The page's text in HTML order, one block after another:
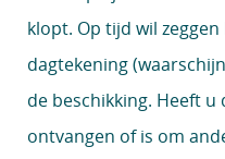
klopt. Op tijd wil
dagtekening
de beschikking. Heeft
ontvangen of is om